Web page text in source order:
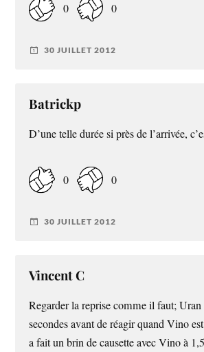
0 0
30 JUILLET 2012
Batrickp
D’une telle durée si près de l’arrivée,
0 0
30 JUILLET 2012
Vincent C
Regarder la reprise comme il faut;
secondes avant de réagir quand Vino
a fait un brin de causette avec Vino à